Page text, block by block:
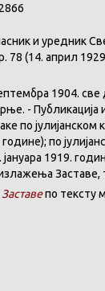
и уредник
. 78 (14. април
1904. све
. - Публикација
по јулијанском
по
1919.
Заставе,
Заставепо тексту